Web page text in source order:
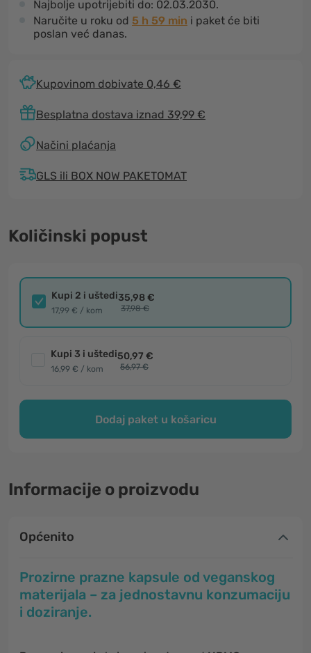
Najbolje upotrijebiti do: 02.03.2030.
Naručite u roku od 5 h 59 min i paket će biti
poslan već danas.
Kupovinom dobivate 0,46 €
Besplatna dostava iznad 39,99 €
Načini plaćanja
GLS ili BOX NOW PAKETOMAT
Količinski popust
Kupi 2 i uštedi
17,99 € / kom
35,98 €
37,98 €
Kupi 3 i uštedi
16,99 € / kom
50,97 €
56,97 €
Dodaj paket u košaricu
Informacije o proizvodu
Općenito
Prozirne prazne kapsule od veganskog
materijala – za jednostavnu konzumaciju
i doziranje.